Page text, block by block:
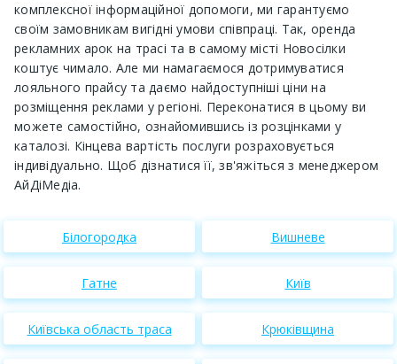
комплексної інформаційної допомоги, ми гарантуємо
своїм замовникам вигідні умови співпраці. Так, оренда
рекламних арок на трасі та в самому місті Новосілки
коштує чимало. Але ми намагаємося дотримуватися
лояльного прайсу та даємо найдоступніші ціни на
розміщення реклами у регіоні. Переконатися в цьому ви
можете самостійно, ознайомившись із розцінками у
каталозі. Кінцева вартість послуги розраховується
індивідуально. Щоб дізнатися її, зв'яжіться з менеджером
АйДіМедіа.
Білогородка Вишневе
Гатне Київ
Київська область траса Крюківщина